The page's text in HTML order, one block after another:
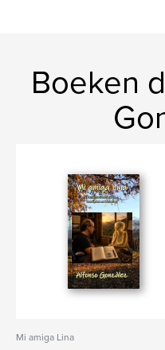
Boeken
Mi amiga Lina